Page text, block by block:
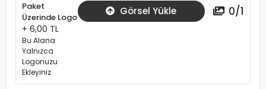
Paket
Üzerinde Logo
+ 6,00 TL
Bu Alana
Yalnızca
Logonuzu
Ekleyiniz
Görsel Yükle 0/1